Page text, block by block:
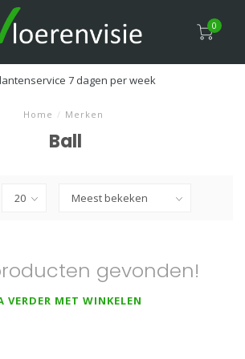
0
7 dagen per week
Home / Merken
Ball
gevonden!
VERDER MET WINKELEN